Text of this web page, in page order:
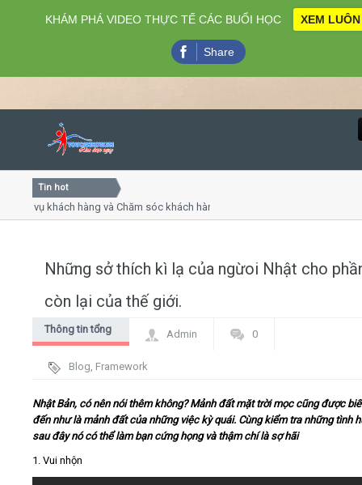
Close
Home
Video
Kiến thức
Tin hot
vụ khách hàng và Chăm sóc khách hàng chuyên nghiệp
Những sở thích kì lạ của ngừoi Nhật cho
còn lại của thế giới.
Thông tin tổng
Admin 0
Blog, Framework
Nhật Bản, có nên nói thêm không? Mảnh đất mặt trời mọc cũng được
đến như là mảnh đất của những việc kỳ quái. Cùng kiểm tra những tình
sau đây nó có thể làm bạn cứng họng và thậm chí là sợ hãi
1. Vui nhộn
KHÁM PHÁ VIDEO THỰC TẾ CÁC BUỔI HỌC XEM LUÔN
Share